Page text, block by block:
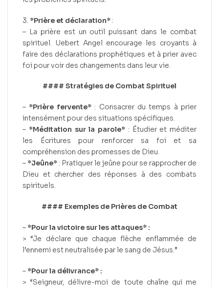
3. *Prière et déclaration* :
– La prière est un outil puissant dans le combat
spirituel. Uebert Angel encourage les croyants à
faire des déclarations prophétiques et à prier avec
foi pour voir des changements dans leur vie.
#### Stratégies de Combat Spirituel
– *Prière fervente*: Consacrer du temps à prier
intensément pour des situations spécifiques.
– *Méditation sur la parole* : Étudier et méditer
les Écritures pour renforcer sa foi et sa
compréhension des promesses de Dieu.
– *Jeûne* : Pratiquer le jeûne pour se rapprocher de
Dieu et chercher des réponses à des combats
spirituels.
#### Exemples de Prières de Combat
– *Pour la victoire sur les attaques* :
> “Je déclare que chaque flèche enflammée de
l’ennemi est neutralisée par le sang de Jésus.”
– *Pour la délivrance* :
> “Seigneur, délivre-moi de toute chaîne qui me